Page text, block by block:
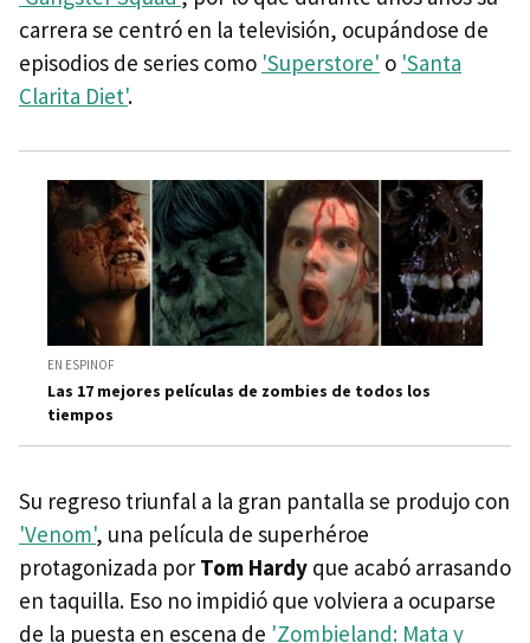
carrera se centró en la televisión, ocupándose de
episodios de series como 'Superstore' o 'Santa
Clarita Diet'.
EN ESPINOF
Las 17 mejores películas de zombies de todos los
tiempos
Su regreso triunfal a la gran pantalla se produjo con
'Venom', una película de superhéroe
protagonizada por Tom Hardy que acabó arrasando
en taquilla. Eso no impidió que volviera a ocuparse
de la puesta en escena de 'Zombieland: Mata y